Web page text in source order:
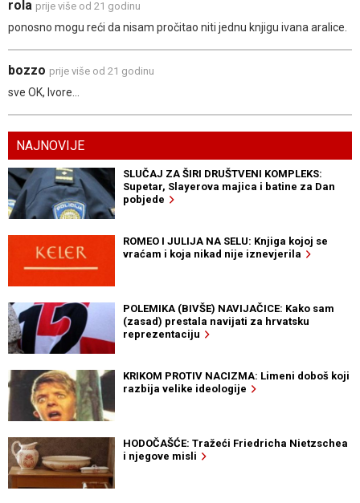
rola prije više od 21 godinu
ponosno mogu reći da nisam pročitao niti jednu knjigu ivana aralice.
bozzo prije više od 21 godinu
sve OK, Ivore...
NAJNOVIJE
SLUČAJ ZA ŠIRI DRUŠTVENI KOMPLEKS:
Supetar, Slayerova majica i batine za Dan
pobjede
ROMEO I JULIJA NA SELU: Knjiga kojoj se
vraćam i koja nikad nije iznevjerila
POLEMIKA (BIVŠE) NAVIJAČICE: Kako sam
(zasad) prestala navijati za hrvatsku
reprezentaciju
KRIKOM PROTIV NACIZMA: Limeni doboš koji
razbija velike ideologije
HODOČAŠĆE: Tražeći Friedricha Nietzschea
i njegove misli